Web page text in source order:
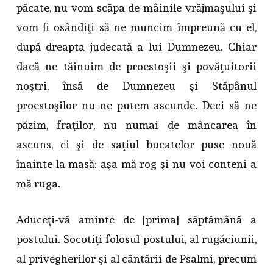
păcate, nu vom scăpa de mâinile vrăjmaşului şi
vom fi osândiţi să ne muncim împreună cu el,
după dreapta judecată a lui Dumnezeu. Chiar
dacă ne tăinuim de proestoşii şi povăţuitorii
noştri, însă de Dumnezeu şi Stăpânul
proestoşilor nu ne putem ascunde. Deci să ne
păzim, fraţilor, nu numai de mâncarea în
ascuns, ci şi de saţiul bucatelor puse nouă
înainte la masă: aşa mă rog şi nu voi conteni a
mă ruga.
Aduceţi-vă aminte de [prima] săptămână a
postului. Socotiţi folosul postului, al rugăciunii,
al privegherilor şi al cântării de Psalmi, precum